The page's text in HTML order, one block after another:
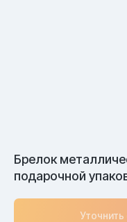
Брелок
подарочной